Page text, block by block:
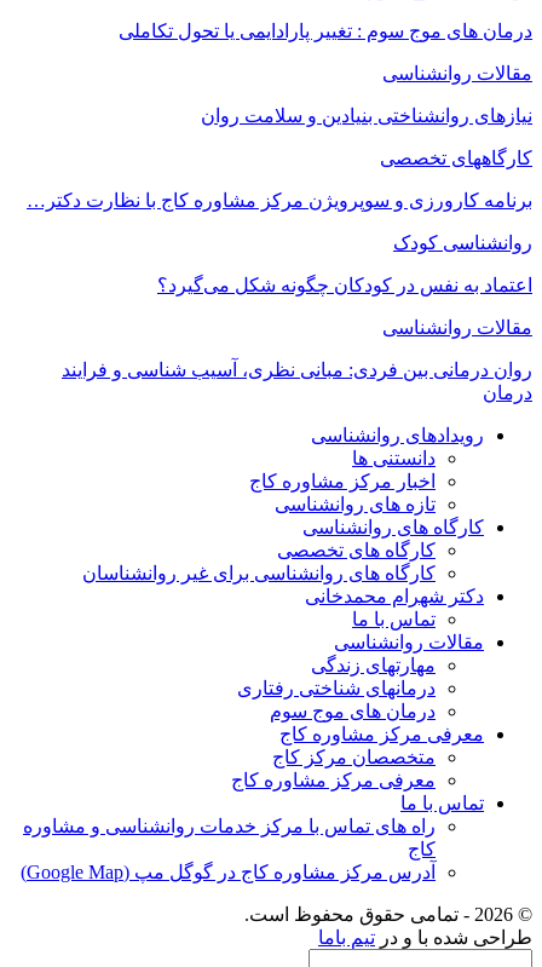
درمان های موج سوم : تغییر پارادایمی یا تحول تکاملی
مقالات روانشناسی
نیازهای روانشناختی بنیادین و سلامت روان
کارگاههای تخصصی
برنامه کارورزی و سوپرویژن مرکز مشاوره کاج با نظارت دکتر…
روانشناسی کودک
اعتماد به‌ نفس در کودکان چگونه شکل می‌گیرد؟
مقالات روانشناسی
روان درمانی بین فردی: مبانی نظری، آسیب شناسی و فرایند
درمان
رویدادهای روانشناسی
دانستنی ها
اخبار مرکز مشاوره کاج
تازه های روانشناسی
کارگاه های روانشناسی
کارگاه های تخصصی
کارگاه های روانشناسی برای غیر روانشناسان
دکتر شهرام محمدخانی
تماس با ما
مقالات روانشناسی
مهارتهای زندگی
درمانهای شناختی رفتاری
درمان های موج سوم
معرفی مرکز مشاوره کاج
متخصصان مرکز کاج
معرفی مرکز مشاوره کاج
تماس با ما
راه های تماس با مرکز خدمات روانشناسی و مشاوره
کاج
آدرس مرکز مشاوره کاج در گوگل مپ (Google Map)
© 2026 - تمامی حقوق محفوظ است.
طراحی شده با و در تیم باما